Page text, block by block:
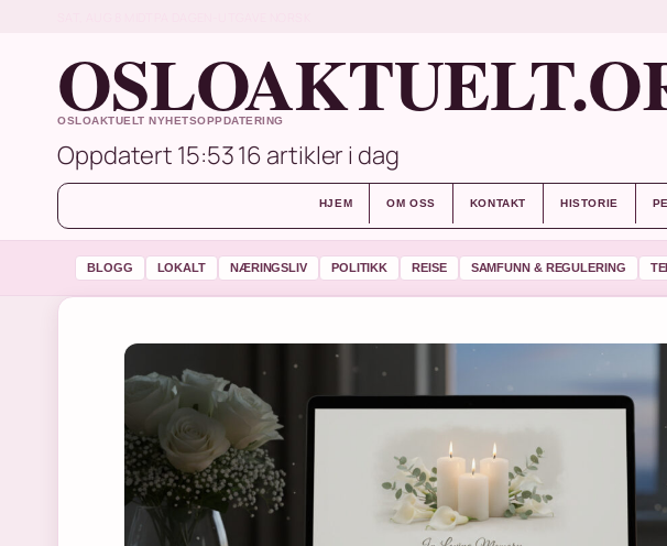
OSLOAKTUELT NYHETSOPPDATERING
Oppdatert 15:5316 artikler i dag
HJEM OM OSS KONTAKT HISTORIE
BLOGG LOKALT NÆRINGSLIV POLITIKK REISE SAMFUNN & REGULERING